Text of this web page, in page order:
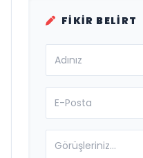
FIKIR BELIRT